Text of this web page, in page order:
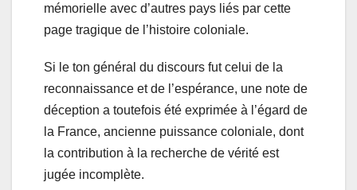
mémorielle avec d’autres pays liés par cette
page tragique de l’histoire coloniale.
Si le ton général du discours fut celui de la
reconnaissance et de l’espérance, une note de
déception a toutefois été exprimée à l’égard de
la France, ancienne puissance coloniale, dont
la contribution à la recherche de vérité est
jugée incomplète.